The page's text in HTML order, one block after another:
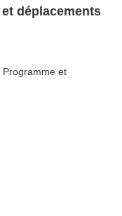
déplacements